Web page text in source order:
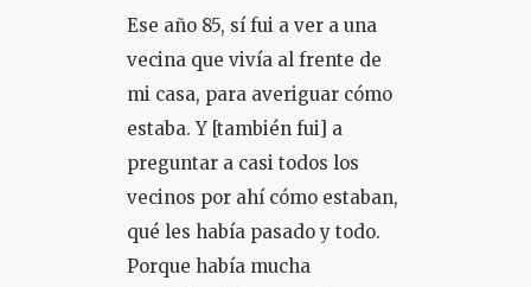
Ese año 85, sí fui a ver a una
vecina que vivía al frente de
mi casa, para averiguar cómo
estaba. Y [también fui] a
preguntar a casi todos los
vecinos por ahí cómo estaban,
qué les había pasado y todo.
Porque había mucha